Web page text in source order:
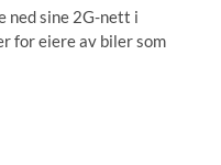
ned sine 2G-nett i
for eiere av biler som